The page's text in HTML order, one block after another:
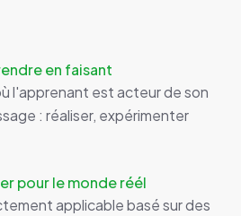
en faisant
l'apprenant est acteur de son
: réaliser, expérimenter
pour le monde réél
applicable basé sur des